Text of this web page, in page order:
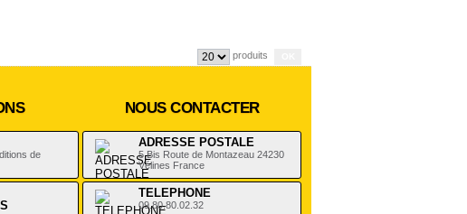
produits
de
NOUS CONTACTER
ADRESSE POSTALE
5 Bis Route de Montazeau 24230
Vélines France
TELEPHONE
09.80.80.02.32